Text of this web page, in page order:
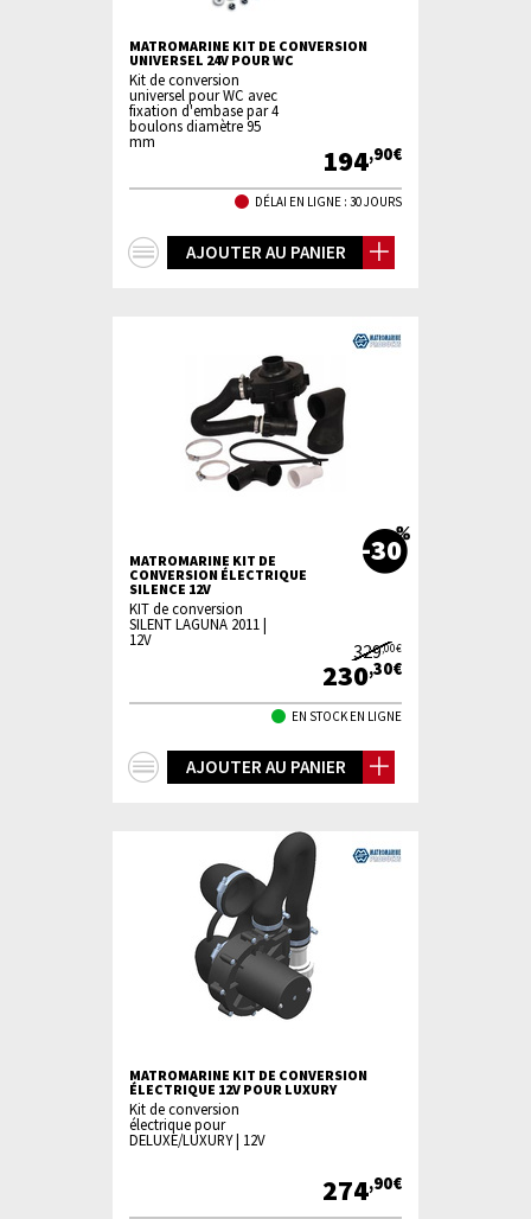
MATROMARINE KIT DE CONVERSION
UNIVERSEL 24V POUR WC
Kit de conversion
universel pour WC avec
fixation d'embase par 4
boulons diamètre 95
mm
194,90€
DÉLAI EN LIGNE : 30 JOURS
AJOUTER AU PANIER
MATROMARINE KIT DE
CONVERSION ÉLECTRIQUE
SILENCE 12V
-30
KIT de conversion
SILENT LAGUNA 2011 |
12V
329,00€
230,30€
EN STOCK EN LIGNE
AJOUTER AU PANIER
MATROMARINE KIT DE CONVERSION
ÉLECTRIQUE 12V POUR LUXURY
Kit de conversion
électrique pour
DELUXE/LUXURY | 12V
274,90€